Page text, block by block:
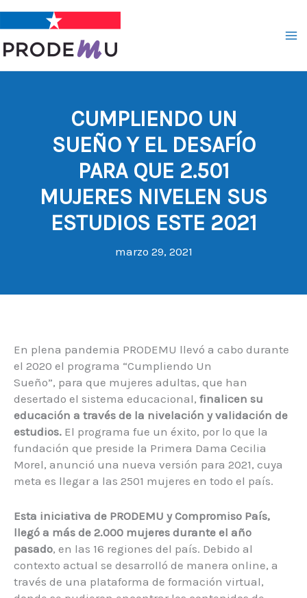
contenido
CUMPLIENDO UN
SUEÑO Y EL DESAFÍO
PARA QUE 2.501
MUJERES NIVELEN SUS
ESTUDIOS ESTE 2021
marzo 29, 2021
En plena pandemia PRODEMU llevó a cabo durante
el 2020 el programa “Cumpliendo Un
Sueño”, para que mujeres adultas, que han
desertado el sistema educacional, finalicen su
educación a través de la nivelación y validación de
estudios. El programa fue un éxito, por lo que la
fundación que preside la Primera Dama Cecilia
Morel, anunció una nueva versión para 2021, cuya
meta es llegar a las 2501 mujeres en todo el país.
Esta iniciativa de PRODEMU y Compromiso País,
llegó a más de 2.000 mujeres durante el año
pasado, en las 16 regiones del país. Debido al
contexto actual se desarrolló de manera online, a
través de una plataforma de formación virtual,